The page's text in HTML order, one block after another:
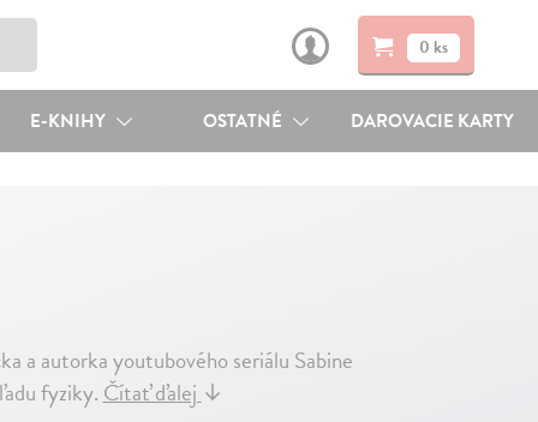
0 ks
E-KNIHY OSTATNÉ DAROVACIE KARTY
a autorka youtubového seriálu Sabine
fyziky.Čítať ďalej↓